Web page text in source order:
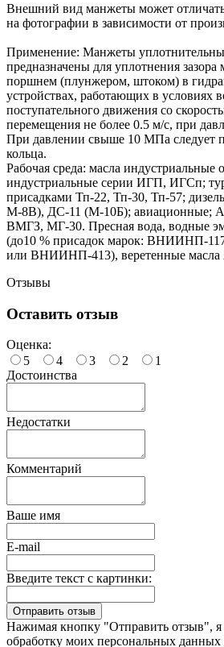
Внешний вид манжеты может
на фотографии в зависимости от
Применение: Манжеты
предназначены для уплотнения
поршнем (плунжером, штоком) в
устройствах, работающих в условиях
поступательного движения со
перемещения не более 0.5 м/с, при
При давлении свыше 10 МПа следует
кольца.
Рабочая среда: масла индустриальные
индустриальные серии ИГП, ИГСп;
присадками Тп-22, Тп-30, Тп-57;
М-8В), ДС-11 (М-10Б); авиационные;
ВМГЗ, МГ-30. Пресная вода, водные
(до10 % присадок марок: ВНИИНП-
или ВНИИНП-413), веретенные
Отзывы
Оставить отзыв
Оценка:
5
4 3 2
1
Достоинства
Недостатки
Комментарий
Ваше имя
E-mail
Введите текст с картинки:
Нажимая кнопку "Отправить отзыв", я
обработку моих персональных данных